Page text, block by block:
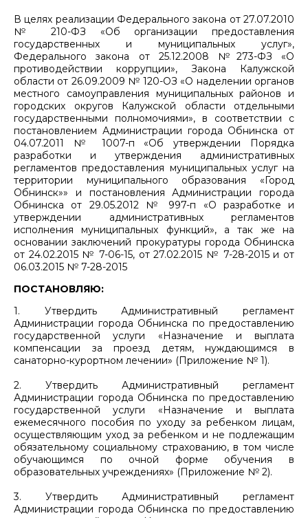
В целях реализации Федерального закона от 27.07.2010
№ 210-ФЗ «Об организации предоставления
государственных и муниципальных услуг»,
Федерального закона от 25.12.2008 №273-ФЗ «О
противодействии коррупции», Закона Калужской
области от 26.09.2009 № 120-ОЗ «О наделении органов
местного самоуправления муниципальных районов и
городских округов Калужской области отдельными
государственными полномочиями», в соответствии с
постановлением Администрации города Обнинска от
04.07.2011 № 1007-п «Об утверждении Порядка
разработки и утверждения административных
регламентов предоставления муниципальных услуг на
территории муниципального образования «Город
Обнинск»» и постановления Администрации города
Обнинска от 29.05.2012 № 997-п «О разработке и
утверждении административных регламентов
исполнения муниципальных функций», а так же на
основании заключений прокуратуры города Обнинска
от 24.02.2015 № 7-06-15, от 27.02.2015 № 7-28-2015 и от
06.03.2015 № 7-28-2015
ПОСТАНОВЛЯЮ:
1. Утвердить Административный регламент
Администрации города Обнинска по предоставлению
государственной услуги «Назначение и выплата
компенсации за проезд детям, нуждающимся в
санаторно-курортном лечении» (Приложение № 1).
2. Утвердить Административный регламент
Администрации города Обнинска по предоставлению
государственной услуги «Назначение и выплата
ежемесячного пособия по уходу за ребенком лицам,
осуществляющим уход за ребенком и не подлежащим
обязательному социальному страхованию, в том числе
обучающимся по очной форме обучения в
образовательных учреждениях» (Приложение № 2).
3. Утвердить Административный регламент
Администрации города Обнинска по предоставлению